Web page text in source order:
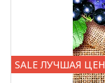
SALE ЛУЧШАЯ